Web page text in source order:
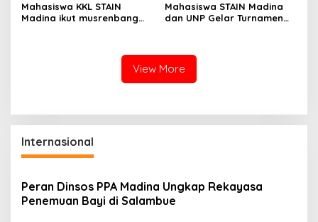
Mahasiswa KKL STAIN
Madina ikut musrenbang
Mahasiswa STAIN Madina
dan UNP Gelar Turnamen
View More
Internasional
Peran Dinsos PPA Madina Ungkap Rekayasa
Penemuan Bayi di Salambue